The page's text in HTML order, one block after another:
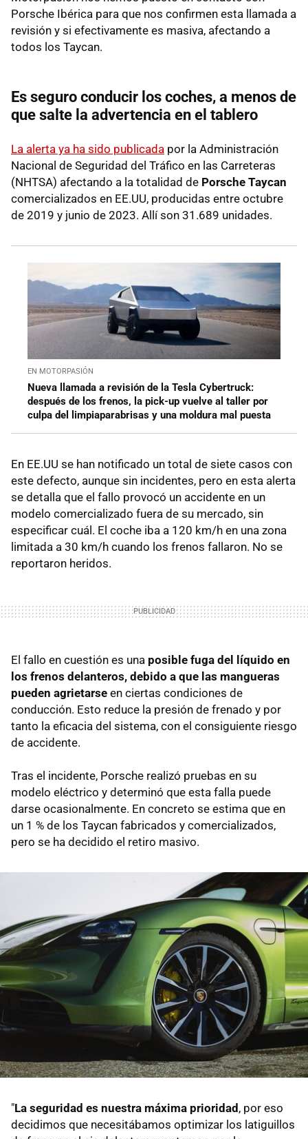
Porsche Ibérica para que nos confirmen esta llamada a
revisión y si efectivamente es masiva, afectando a
todos los Taycan.
Es seguro conducir los coches, a menos de
que salte la advertencia en el tablero
La alerta ya ha sido publicada por la Administración
Nacional de Seguridad del Tráfico en las Carreteras
(NHTSA) afectando a la totalidad de Porsche Taycan
comercializados en EE.UU, producidas entre octubre
de 2019 y junio de 2023. Allí son 31.689 unidades.
EN MOTORPASIÓN
Nueva llamada a revisión de la Tesla Cybertruck:
después de los frenos, la pick-up vuelve al taller por
culpa del limpiaparabrisas y una moldura mal puesta
En EE.UU se han notificado un total de siete casos con
este defecto, aunque sin incidentes, pero en esta alerta
se detalla que el fallo provocó un accidente en un
modelo comercializado fuera de su mercado, sin
especificar cuál. El coche iba a 120 km/h en una zona
limitada a 30 km/h cuando los frenos fallaron. No se
reportaron heridos.
El fallo en cuestión es una posible fuga del líquido en
los frenos delanteros, debido a que las mangueras
pueden agrietarse en ciertas condiciones de
conducción. Esto reduce la presión de frenado y por
tanto la eficacia del sistema, con el consiguiente riesgo
de accidente.
Tras el incidente, Porsche realizó pruebas en su
modelo eléctrico y determinó que esta falla puede
darse ocasionalmente. En concreto se estima que en
un 1 % de los Taycan fabricados y comercializados,
pero se ha decidido el retiro masivo.
"La seguridad es nuestra máxima prioridad , por eso
decidimos que necesitábamos optimizar los latiguillos